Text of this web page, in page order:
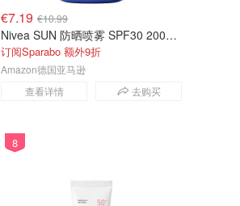
€7.19 €10.99
Nivea SUN 防晒喷雾 SPF30 200ml 含维生素C 透明质酸
订阅Sparabo 额外9折
查看详情 去购买
Amazon德国亚马逊
8